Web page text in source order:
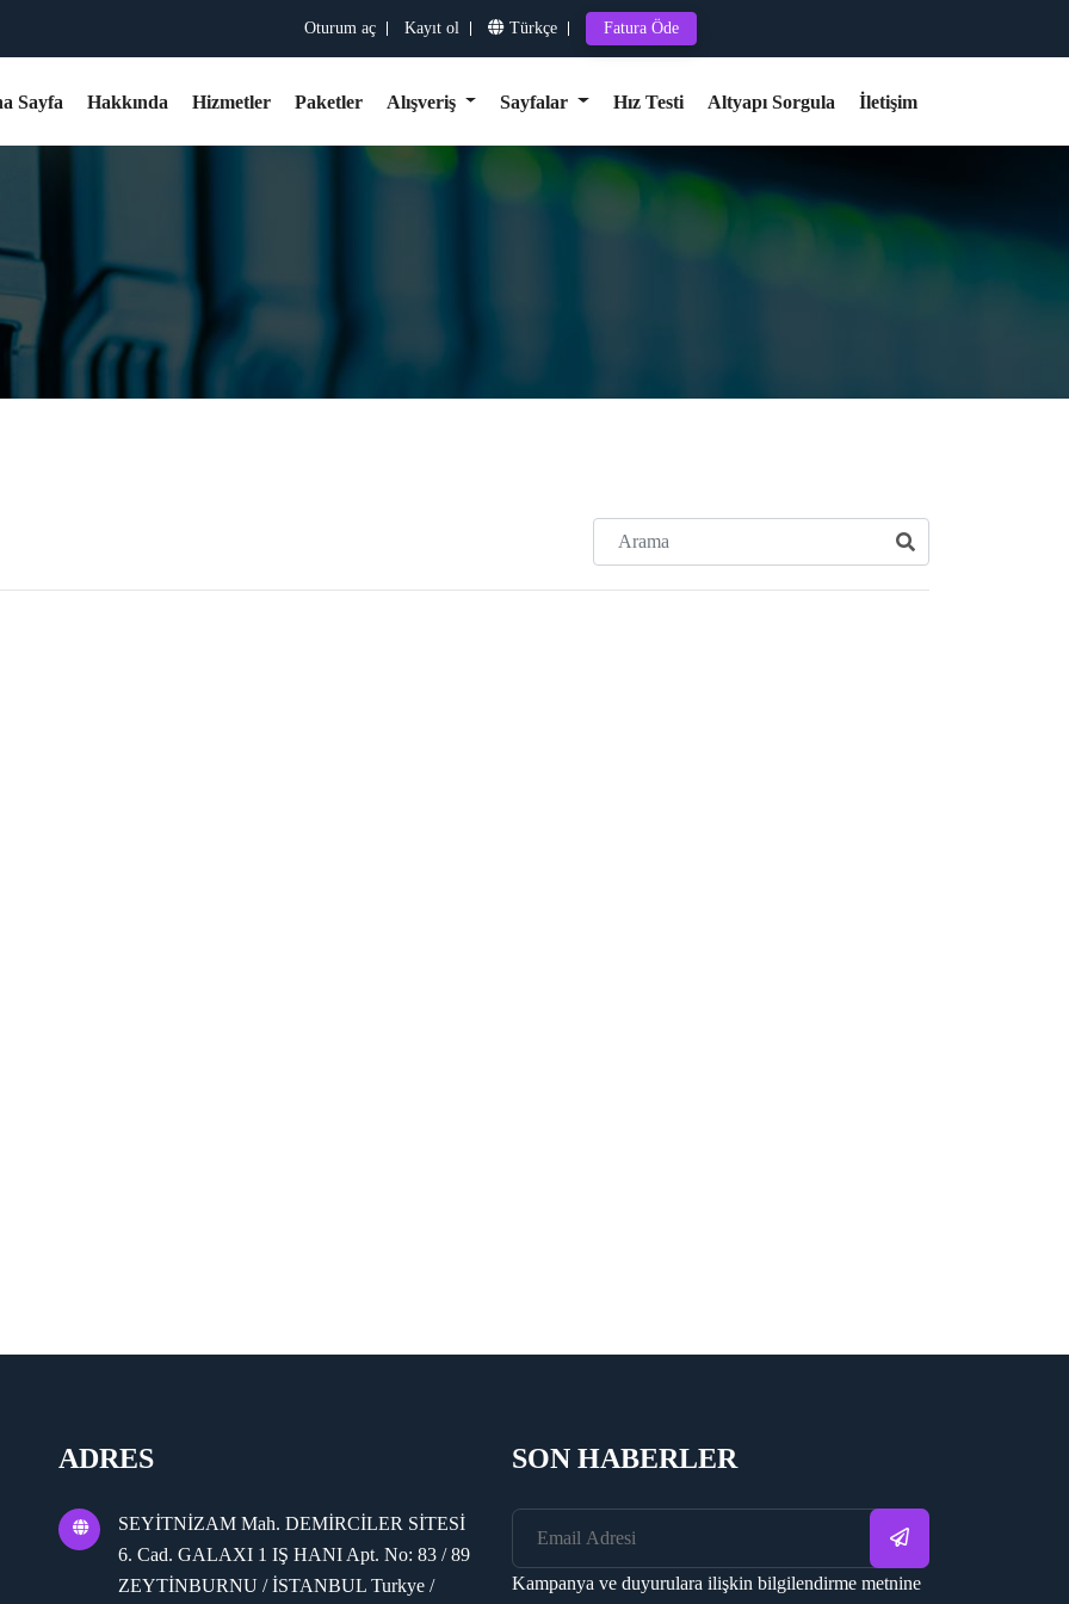
Oturum aç Kayıt ol Türkçe Fatura Öde
Sayfa Hakkında Hizmetler Paketler Alışveriş Sayfalar Hız Testi Altyapı Sorgula İletişim
ADRES
SEYİTNİZAM Mah. DEMİRCİLER SİTESİ
6. Cad. GALAXI 1 IŞ HANI Apt. No: 83 / 89
ZEYTİNBURNU / İSTANBUL Turkye /
SON HABERLER
Kampanya ve duyurulara ilişkin bilgilendirme metnine